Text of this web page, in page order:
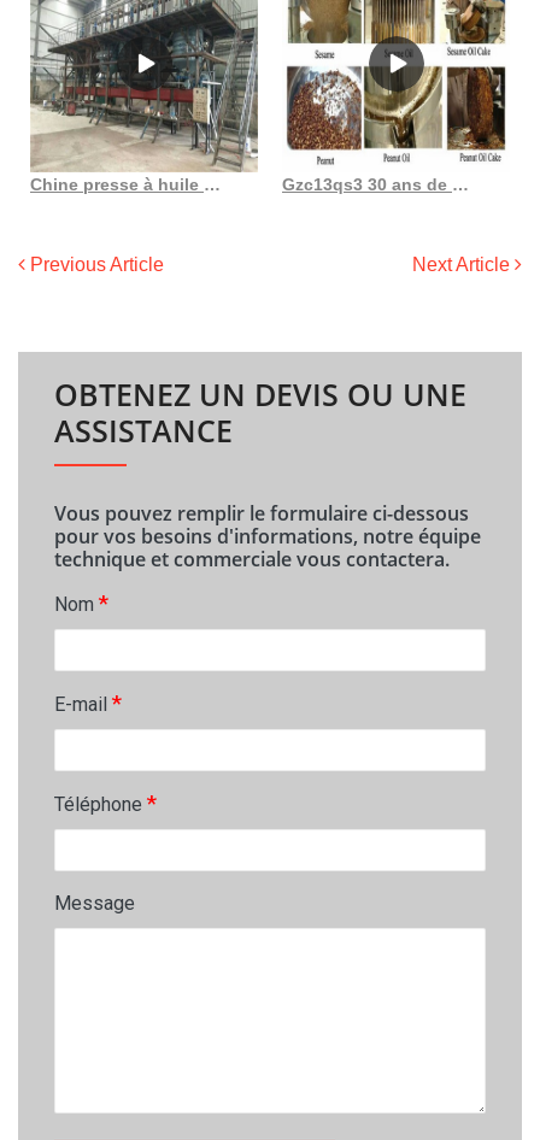
Chine presse à huile presseur moulin à huile presse à huile huile Gzc13qs3 30 ans de garantie de qualité machine à expulser l’huile de moutarde
Previous Article Next Article
OBTENEZ UN DEVIS OU UNE
ASSISTANCE
Vous pouvez remplir le formulaire ci-dessous
pour vos besoins d'informations, notre équipe
technique et commerciale vous contactera.
Nom *
E-mail *
Téléphone *
Message